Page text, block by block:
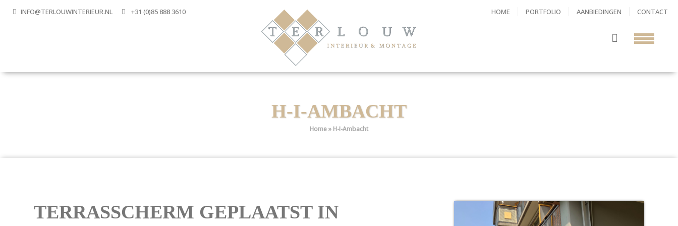
INFO@TERLOUWINTERIEUR.NL +31 (0)85 888 3610 HOME PORTFOLIO AANBIEDINGEN CONTACT
H-I-AMBACHT
Home» H-I-Ambacht
TERRASSCHERM GEPLAATST IN